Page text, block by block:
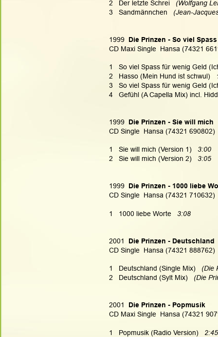
2   Der letzte Schrei
(Wolfgang
3   Sandmännchen (Jean-
1999 Die Prinzen - So viel
CD Maxi Single  Hansa (74321
1   So viel Spass für wenig Geld
2   Hasso (Mein Hund ist schwul)
3   So viel Spass für wenig Geld
4   Gefühl (A Capella Mix) incl.
1999 Die Prinzen - Sie will mich
CD Single  Hansa (74321 690802)
1   Sie will mich (Version 1) 3:00
2   Sie will mich (Version 2) 3:05
1999 Die Prinzen - 1000 liebe
CD Single  Hansa (74321 710632)
1   1000 liebe Worte 3:08
2001
Die Prinzen - Deutschland
CD Single  Hansa (74321 888762)
1   Deutschland (Single Mix)
(Die
2   Deutschland (Sylt Mix)
(Die
2001
Die Prinzen - Popmusik
CD Maxi Single  Hansa (74321
1   Popmusik (Radio Version) 2:45